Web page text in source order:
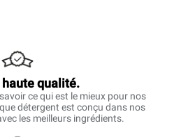
haute qualité.
ce qui est le mieux pour nos
détergent est conçu dans nos
les meilleurs ingrédients.